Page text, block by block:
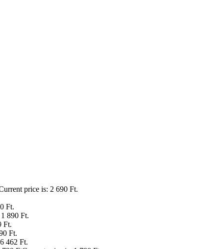
price is: 2 690 Ft.
Ft.
890 Ft.
Ft.
Ft.
462 Ft.